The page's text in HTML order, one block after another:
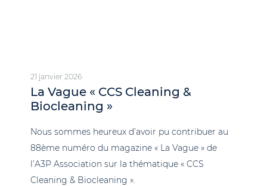
21 janvier 2026
La Vague « CCS Cleaning &
Biocleaning »
Nous sommes heureux d’avoir pu contribuer au
88ème numéro du magazine « La Vague » de
l’A3P Association sur la thématique « CCS
Cleaning & Biocleaning ».